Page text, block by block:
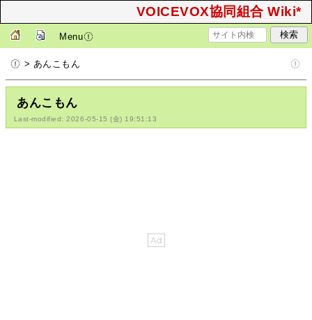
VOICEVOX協同組合 Wiki*
Menu
> あんこもん
あんこもん
Last-modified: 2026-05-15 (金) 19:51:13